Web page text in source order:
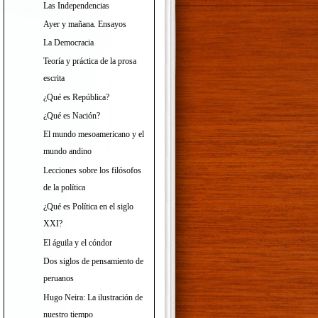
Las Independencias
Ayer y mañana. Ensayos
La Democracia
Teoría y práctica de la prosa
escrita
¿Qué es República?
¿Qué es Nación?
El mundo mesoamericano y el
mundo andino
Lecciones sobre los filósofos
de la política
¿Qué es Política en el siglo
XXI?
El águila y el cóndor
Dos siglos de pensamiento de
peruanos
Hugo Neira: La ilustración de
nuestro tiempo